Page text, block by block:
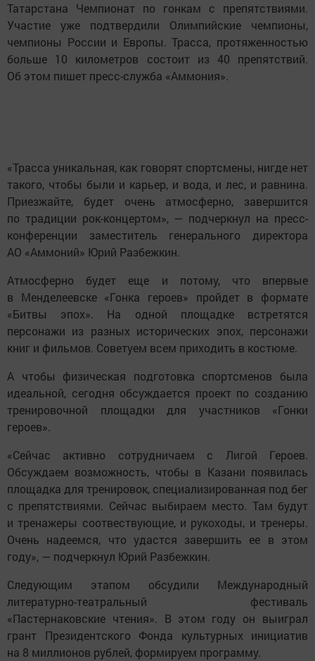
Татарстана Чемпионат по гонкам с препятствиями.
Участие уже подтвердили Олимпийские чемпионы,
чемпионы России и Европы. Трасса, протяженностью
больше 10 километров состоит из 40 препятствий.
Об этом пишет пресс-служба «Аммония».
«Трасса уникальная, как говорят спортсмены, нигде нет
такого, чтобы были и карьер, и вода, и лес, и равнина.
Приезжайте, будет очень атмосферно, завершится
по традиции рок-концертом», — подчеркнул на пресс-
конференции заместитель генерального директора
АО «Аммоний» Юрий Разбежкин.
Атмосферно будет еще и потому, что впервые
в Менделеевске «Гонка героев» пройдет в формате
«Битвы эпох». На одной площадке встретятся
персонажи из разных исторических эпох, персонажи
книг и фильмов. Советуем всем приходить в костюме.
А чтобы физическая подготовка спортсменов была
идеальной, сегодня обсуждается проект по созданию
тренировочной площадки для участников «Гонки
героев».
«Сейчас активно сотрудничаем с Лигой Героев.
Обсуждаем возможность, чтобы в Казани появилась
площадка для тренировок, специализированная под бег
с препятствиями. Сейчас выбираем место. Там будут
и тренажеры соотвествующие, и рукоходы, и тренеры.
Очень надеемся, что удастся завершить ее в этом
году», — подчеркнул Юрий Разбежкин.
Следующим этапом обсудили Международный
литературно-театральный фестиваль
«Пастернаковские чтения». В этом году он выиграл
грант Президентского Фонда культурных инициатив
на 8 миллионов рублей, формируем программу.